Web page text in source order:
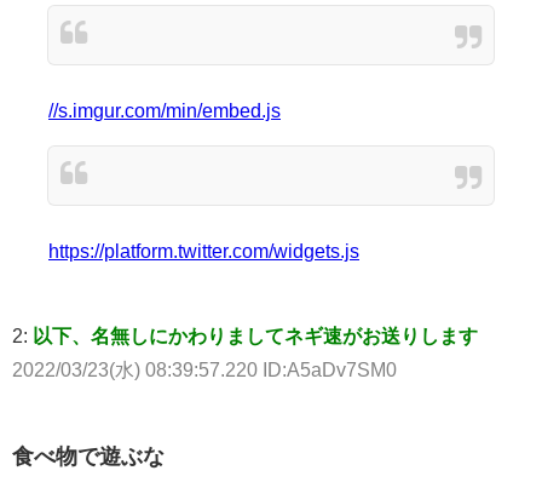
//s.imgur.com/min/embed.js
https://platform.twitter.com/widgets.js
2: 以下、名無しにかわりましてネギ速がお送りします
2022/03/23(水) 08:39:57.220 ID:A5aDv7SM0
食べ物で遊ぶな